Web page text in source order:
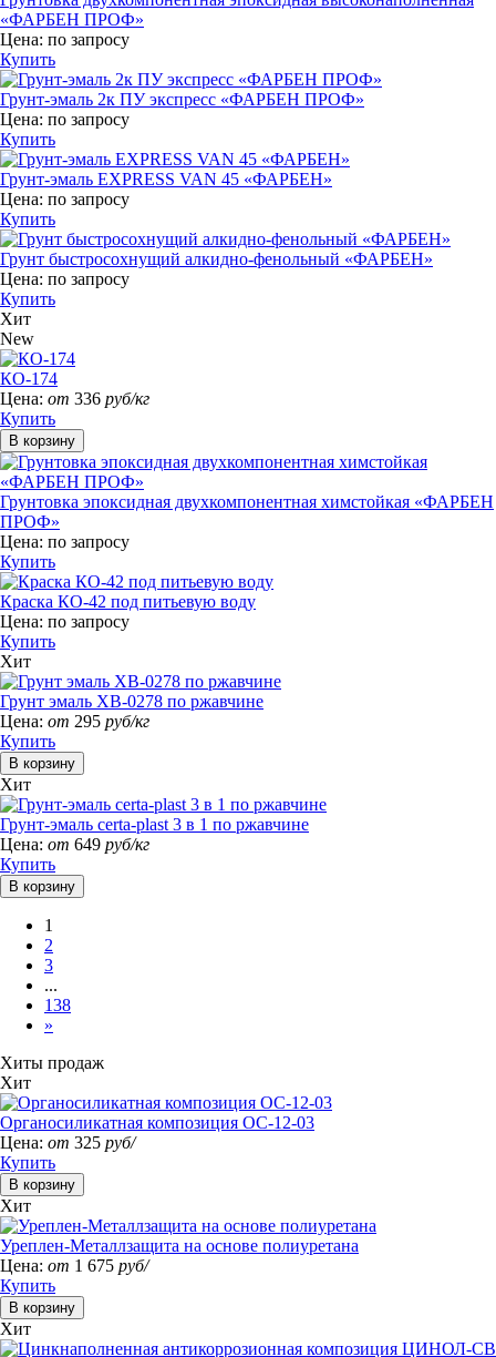
«ФАРБЕН ПРОФ»
Цена: по запросу
Купить
Грунт-эмаль 2к ПУ экспресс «ФАРБЕН ПРОФ»
Цена: по запросу
Купить
Грунт-эмаль EXPRESS VAN 45 «ФАРБЕН»
Цена: по запросу
Купить
Грунт быстросохнущий алкидно-фенольный «ФАРБЕН»
Цена: по запросу
Купить
Хит
New
КО-174
Цена: от 336 руб/кг
Купить
Грунтовка эпоксидная двухкомпонентная химстойкая «ФАРБЕН
ПРОФ»
Цена: по запросу
Купить
Краска КО-42 под питьевую воду
Цена: по запросу
Купить
Хит
Грунт эмаль ХВ-0278 по ржавчине
Цена: от 295 руб/кг
Купить
Хит
Грунт-эмаль certa-plast 3 в 1 по ржавчине
Цена: от 649 руб/кг
Купить
1
2
3
...
138
»
Хиты продаж
Хит
Органосиликатная композиция ОС-12-03
Цена: от 325 руб/
Купить
Хит
Уреплен-Металлзащита на основе полиуретана
Цена: от 1 675 руб/
Купить
Хит